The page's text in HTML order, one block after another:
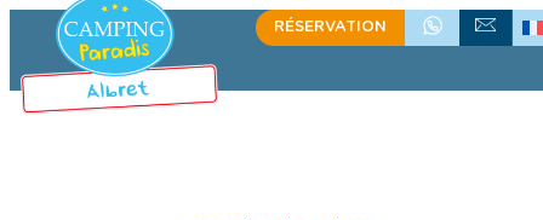
RÉSERVATION+335 58 48 08 64
ÉCRIVEZ-